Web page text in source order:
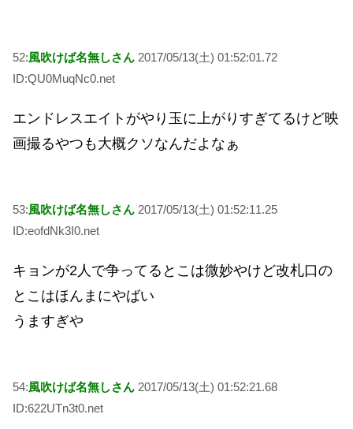
52:風吹けば名無しさん 2017/05/13(土) 01:52:01.72
ID:QU0MuqNc0.net
エンドレスエイトがやり玉に上がりすぎてるけど映
画撮るやつも大概クソなんだよなぁ
53:風吹けば名無しさん 2017/05/13(土) 01:52:11.25
ID:eofdNk3I0.net
キョンが2人で争ってるとこは微妙やけど改札口の
とこはほんまにやばい
うますぎや
54:風吹けば名無しさん 2017/05/13(土) 01:52:21.68
ID:622UTn3t0.net